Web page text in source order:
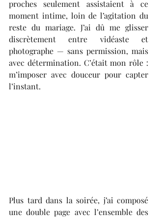
proches seulement assistaient à ce
moment intime, loin de l’agitation du
reste du mariage. J’ai dû me glisser
discrètement entre vidéaste et
photographe — sans permission, mais
avec détermination. C’était mon rôle :
m’imposer avec douceur pour capter
l’instant.
Plus tard dans la soirée, j’ai composé
une double page avec l’ensemble des